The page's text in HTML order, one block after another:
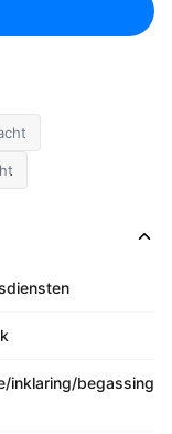
inklaring/begassing